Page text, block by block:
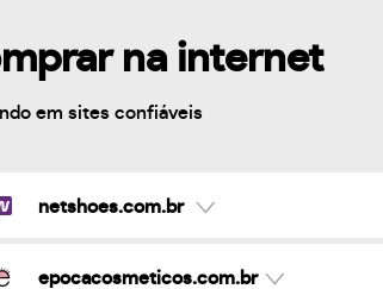
na internet
em sites confiáveis
netshoes.com.br
epocacosmeticos.com.br